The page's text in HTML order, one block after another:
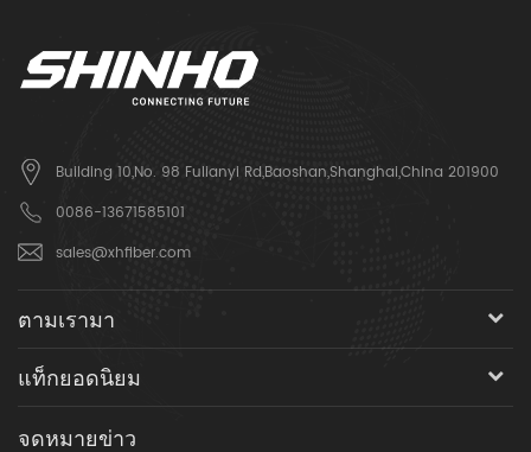
Building 10,No. 98 Fulianyi Rd,Baoshan,Shanghai,China 201900
0086-13671585101
sales@xhfiber.com
ตามเรามา
แท็กยอดนิยม
จดหมายข่าว